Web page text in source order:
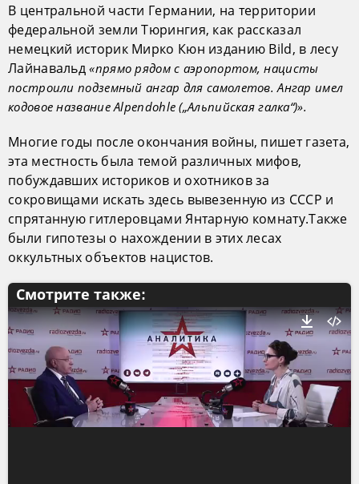
В центральной части Германии, на территории
федеральной земли Тюрингия, как рассказал
немецкий историк Мирко Кюн изданию Bild, в лесу
Лайнавальд«прямо рядом с аэропортом, нацисты
построили подземный ангар для самолетов. Ангар имел
кодовое название Alpendohle („Альпийская галка“)».
Многие годы после окончания войны, пишет газета,
эта местность была темой различных мифов,
побуждавших историков и охотников за
сокровищами искать здесь вывезенную из СССР и
спрятанную гитлеровцами Янтарную комнату.Также
были гипотезы о нахождении в этих лесах
оккультных объектов нацистов.
Смотрите также: